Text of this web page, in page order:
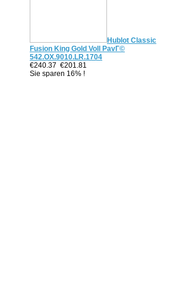
Hublot Classic
Fusion King Gold Voll PavГ©
542.OX.9010.LR.1704
€240.37 €201.81
Sie sparen 16% !